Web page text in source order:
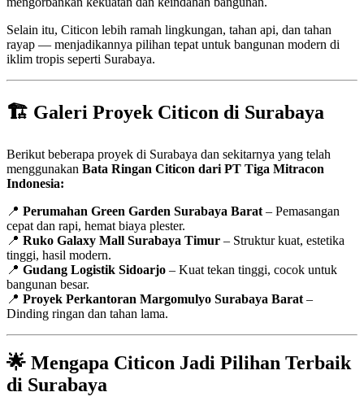
Selain itu, Citicon lebih ramah lingkungan, tahan api, dan tahan
rayap — menjadikannya pilihan tepat untuk bangunan modern di
iklim tropis seperti Surabaya.
🏗️ Galeri Proyek Citicon di Surabaya
Berikut beberapa proyek di Surabaya dan sekitarnya yang telah
menggunakan Bata Ringan Citicon dari PT Tiga Mitracon
Indonesia:
📍 Perumahan Green Garden Surabaya Barat – Pemasangan
cepat dan rapi, hemat biaya plester.
📍 Ruko Galaxy Mall Surabaya Timur – Struktur kuat, estetika
tinggi, hasil modern.
📍 Gudang Logistik Sidoarjo – Kuat tekan tinggi, cocok untuk
bangunan besar.
📍 Proyek Perkantoran Margomulyo Surabaya Barat –
Dinding ringan dan tahan lama.
🌟 Mengapa Citicon Jadi Pilihan Terbaik
di Surabaya